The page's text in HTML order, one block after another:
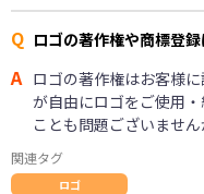
Q ロゴの著作権や商標登
A ロゴの著作権はお客様
が自由にロゴをご使用
ことも問題ございませ
関連タグ
ロゴ